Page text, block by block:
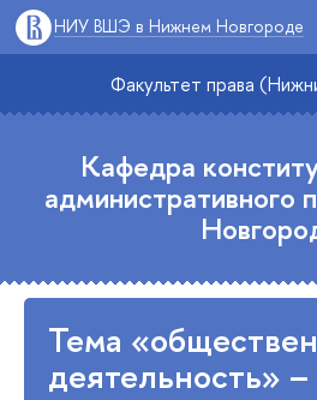
НИУ ВШЭ в Нижнем Новгороде
Факультет права
Кафедра
административного
Тема
деятельность»